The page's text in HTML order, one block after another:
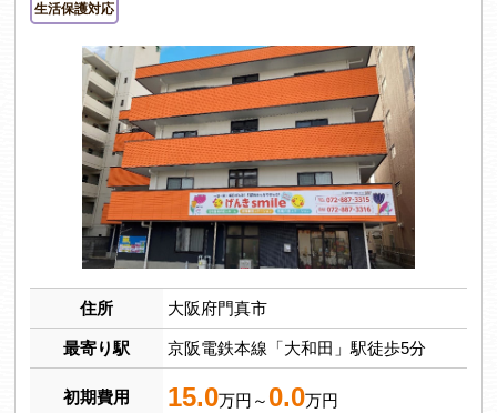
生活保護対応
住所 大阪府門真市
最寄り駅 京阪電鉄本線「大和田」駅徒歩5分
初期費用 15.0万円～ 0.0万円